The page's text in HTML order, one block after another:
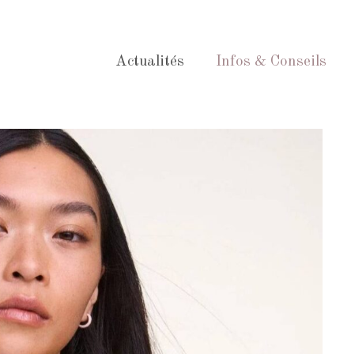
Actualités Infos & Conseils